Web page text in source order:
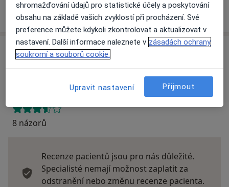
Víceo adrese
Názory
Přidejte svůj názor
8 názorů
Recenze pacientů jsou pro nás důležité.
Specialisté nemají možnost zaplatit za
odstranění nebo změnu recenze pacienta.
shromažďování údajů pro statistické účely a poskytování
obsahu na základě vašich zvyklostí při procházení. Své
preference můžete kdykoli zkontrolovat a aktualizovat v
nastavení. Další informace naleznete v zásadách ochrany
soukromí a souborů cookie.
Upravit nastavení Přijmout